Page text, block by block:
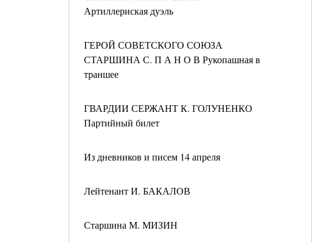
Артиллериская дуэль
ГЕРОЙ СОВЕТСКОГО СОЮЗА
СТАРШИНА С. П А Н О В Рукопашная в
траншее
ГВАРДИИ СЕРЖАНТ К. ГОЛУНЕНКО
Партийный билет
Из дневников и писем 14 апреля
Лейтенант И. БАКАЛОВ
Старшина М. МИЗИН